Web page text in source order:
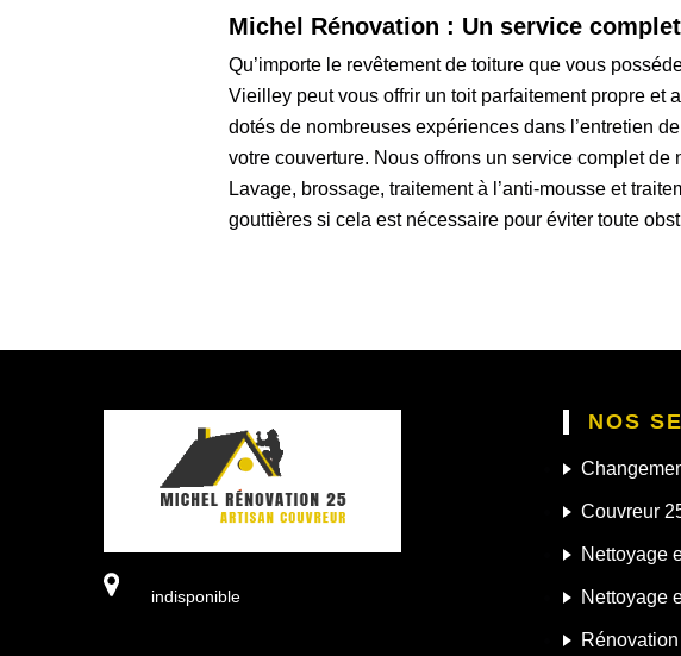
Michel Rénovation : Un service
Qu’importe le revêtement de toiture que vous
Vieilley peut vous offrir un toit parfaitement propre et
dotés de nombreuses expériences dans l’entretien
votre couverture. Nous offrons un service complet
Lavage, brossage, traitement à l’anti-mousse et
gouttières si cela est nécessaire pour éviter toute
indisponible
NOS
Couvreur
Nettoyage
Nettoyage